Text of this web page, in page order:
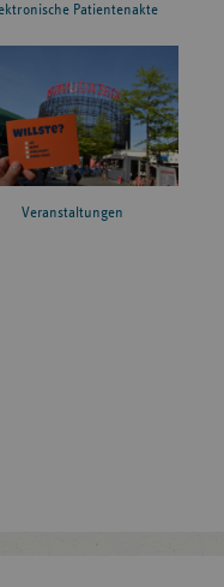
Patientenakte
Veranstaltungen